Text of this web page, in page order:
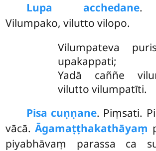
Lupa acchedane.
Vilumpako, vilutto vilopo.
Vilumpateva
upakappati;
Yadā caññe
vilutto vilumpatīti.
Pisa cuṇṇane. Piṃsati.
vācā.Āgamaṭṭhakathāyaṃ
piyabhāvaṃ parassa ca